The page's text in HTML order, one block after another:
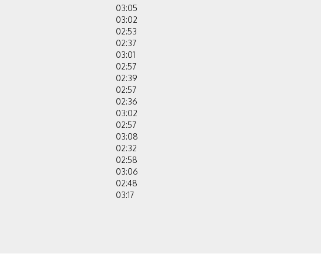
03:05
03:02
02:53
02:37
03:01
02:57
02:39
02:57
02:36
03:02
02:57
03:08
02:32
02:58
03:06
02:48
03:17